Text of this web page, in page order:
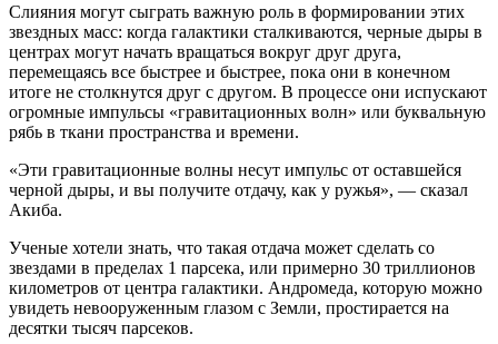
Слияния могут сыграть важную роль в формировании этих
звездных масс: когда галактики сталкиваются, черные дыры в
центрах могут начать вращаться вокруг друг друга,
перемещаясь все быстрее и быстрее, пока они в конечном
итоге не столкнутся друг с другом. В процессе они испускают
огромные импульсы «гравитационных волн» или буквальную
рябь в ткани пространства и времени.
«Эти гравитационные волны несут импульс от оставшейся
черной дыры, и вы получите отдачу, как у ружья», — сказал
Акиба.
Ученые хотели знать, что такая отдача может сделать со
звездами в пределах 1 парсека, или примерно 30 триллионов
километров от центра галактики. Андромеда, которую можно
увидеть невооруженным глазом с Земли, простирается на
десятки тысяч парсеков.